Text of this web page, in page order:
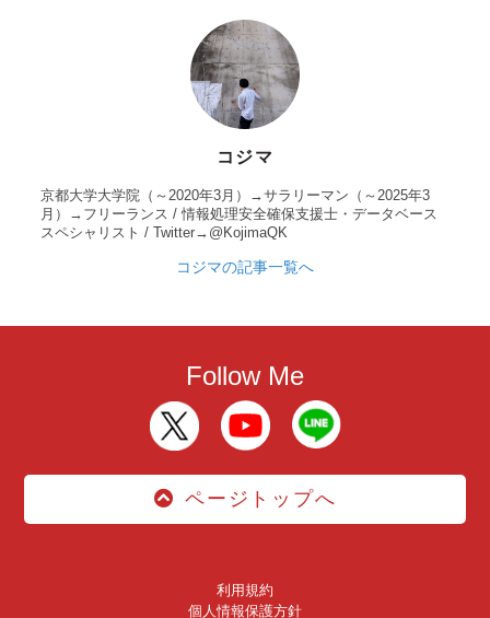
コジマ
京都大学大学院（～2020年3月）→サラリーマン（～2025年3
月）→フリーランス / 情報処理安全確保支援士・データベース
スペシャリスト / Twitter→@KojimaQK
コジマの記事一覧へ
Follow Me
ページトップへ
利用規約
個人情報保護方針